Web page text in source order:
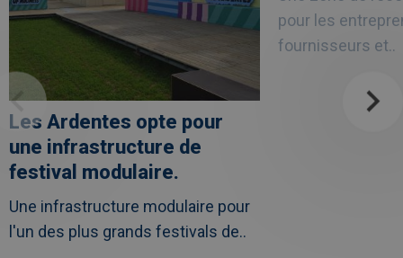
Les Ardentes opte pour
une infrastructure de
festival modulaire.
Une infrastructure modulaire pour
l'un des plus grands festivals de..
pour les
fournisseurs et..
de
soins
UZ